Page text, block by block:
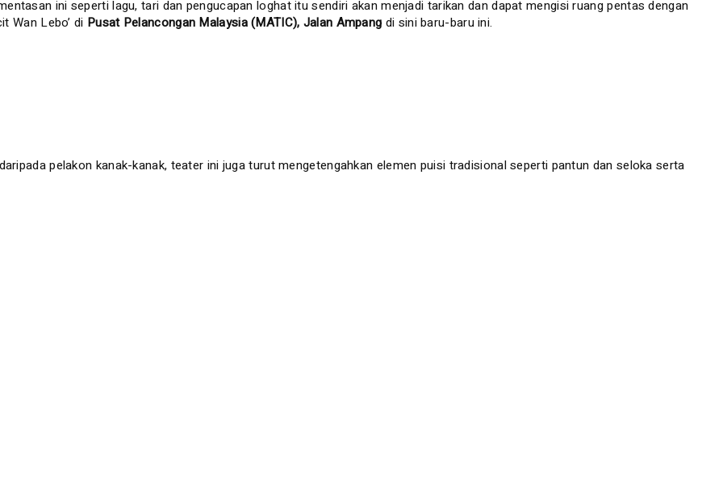
ini seperti lagu, tari dan pengucapan loghat itu sendiri akan menjadi tarikan dan dapat mengisi ruang pentas dengan
Wan Lebo’ di Pusat Pelancongan Malaysia (MATIC), Jalan Ampang di sini baru-baru ini.
pelakon kanak-kanak, teater ini juga turut mengetengahkan elemen puisi tradisional seperti pantun dan seloka serta